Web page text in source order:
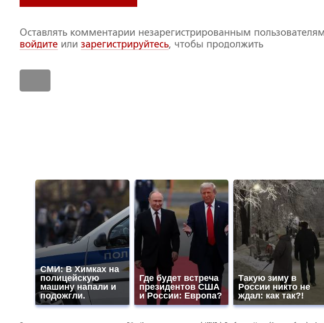
Оставлять комментарии незарегистрированным
войдите или зарегистрируйтесь, чтобы продолжить
СМИ: В Химках на
полицейскую
машину напали и
подожгли.
Где будет встреча
президентов США
и России: Европа?
Такую зиму в
России никто не
ждал: как так?!